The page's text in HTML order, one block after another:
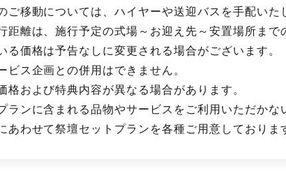
ご移動については、ハイヤーや送迎バスを手配いた
距離は、施行予定の式場～お迎え先～安置場所まで
る価格は予告なしに変更される場合がございます。
ビス企画との併用はできません。
格および特典内容が異なる場合があります。
ランに含まれる品物やサービスをご利用いただかな
あわせて祭壇セットプランを各種ご用意しておりま